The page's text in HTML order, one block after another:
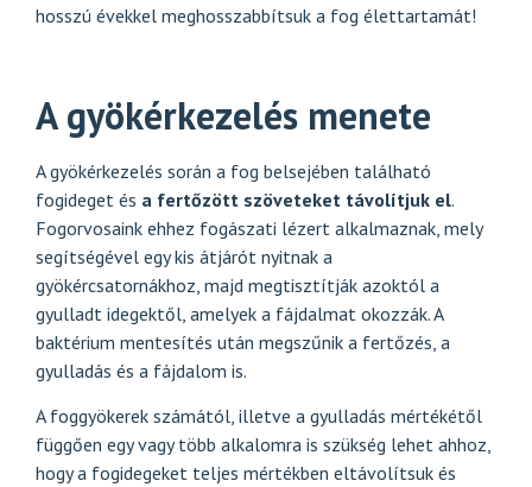
hosszú évekkel meghosszabbítsuk a fog élettartamát!
A gyökérkezelés menete
A gyökérkezelés során a fog belsejében található
fogideget és a fertőzött szöveteket távolítjuk el.
Fogorvosaink ehhez fogászati lézert alkalmaznak , mely
segítségével egy kis átjárót nyitnak a
gyökércsatornákhoz, majd megtisztítják azoktól a
gyulladt idegektől, amelyek a fájdalmat okozzák. A
baktérium mentesítés után megszűnik a fertőzés, a
gyulladás és a fájdalom is.
A foggyökerek számától, illetve a gyulladás mértékétől
függően egy vagy több alkalomra is szükség lehet ahhoz,
hogy a fogidegeket teljes mértékben eltávolítsuk és